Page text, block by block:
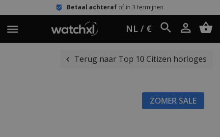
Betaal achterafof in 3 termijnen
NL / €
Terug naar Top 10 Citizen horloges
ZOMER SALE